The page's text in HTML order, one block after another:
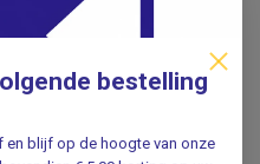
bestelling
en blijf op de hoogte van onze